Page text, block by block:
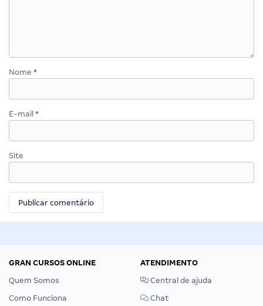
Nome *
E-mail *
Site
GRAN CURSOS ONLINE
Quem Somos
Como Funciona
ATENDIMENTO
Central de ajuda
Chat